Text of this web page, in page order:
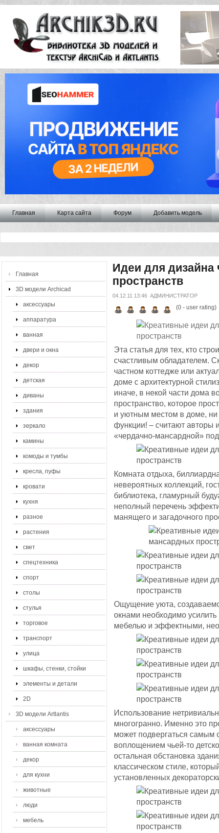
Главная Карта сайта Форум Добавить модель
Главная
3D модели Archicad
аксессуары
аппаратура
ванная
двери и окна
декор
детская
диваны
здания
зеркало
камины
комоды и тумбы
кресла, пуфы
кровати
кухня
разное
растения
свет
спецтехника
спорт
столы
стулья
торговое
транспорт
улица
шкафы, стенки, стойки
элементы и детали
2D
3D модели Artlantis
аксессуары
ванная комната
декор
для кухни
животные
люди
мебель
Идеи для
пространств
04.12.11 13:46 АДМИНИСТРАТОР
(0- user rating)
Эта статья для тех, кто
счастливым обладателем.
частном коттедже или
доме с архитектурной
иначе, в некой части дома
пространство, которое
и уютным местом в доме, ни
функции! – считают авторы
«чердачно-мансардной»
Комната отдыха,
невероятных коллекций,
библиотека, гламурный
неполный перечень
манящего и загадочного
Ощущение уюта,
окнами необходимо
мебелью и эффектными,
Использование
многогранно. Именно это
может подвергаться самым
воплощением чьей-то
остальная обстановка
классическом стиле,
установленных